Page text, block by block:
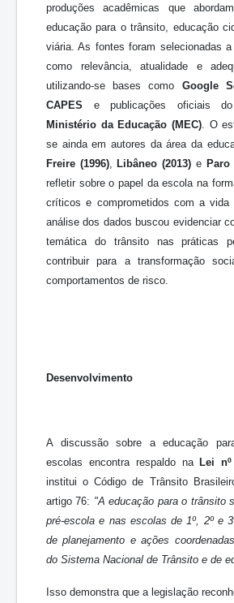
produções acadêmicas que
educação para o trânsito, educação
viária. As fontes foram selecionadas
como relevância, atualidade e
utilizando-se bases como Google
CAPES e publicações oficiais
Ministério da Educação (MEC) . O
se ainda em autores da área da
Freire (1996),Libâneo (2013) e Paro
refletir sobre o papel da escola na
críticos e comprometidos com a vida
análise dos dados buscou evidenciar
temática do trânsito nas práticas
contribuir para a transformação
comportamentos de risco.
Desenvolvimento
A discussão sobre a educação
escolas encontra respaldo naLei nº
institui o Código de Trânsito
artigo 76: "A educação para o trânsito
pré-escola e nas escolas de 1º, 2º e
de planejamento e ações
do Sistema Nacional de Trânsito e de
Isso demonstra que a legislação